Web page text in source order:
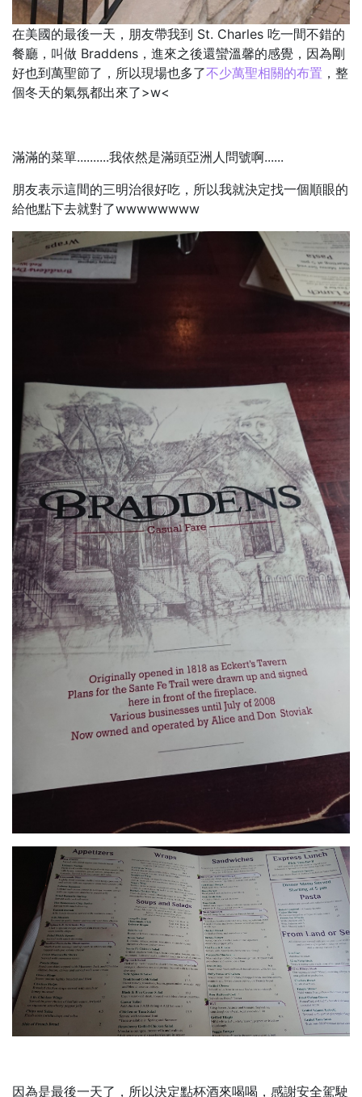
在美國的最後一天，朋友帶我到 St. Charles 吃一間不錯的
餐廳，叫做 Braddens，進來之後還蠻溫馨的感覺，因為剛
好也到萬聖節了，所以現場也多了不少萬聖相關的布置 ，整
個冬天的氣氛都出來了>w<
滿滿的菜單..........我依然是滿頭亞洲人問號啊......
朋友表示這間的三明治很好吃，所以我就決定找一個順眼的
給他點下去就對了wwwwwwww
因為是最後一天了，所以決定點杯酒來喝喝，感謝安全駕駛